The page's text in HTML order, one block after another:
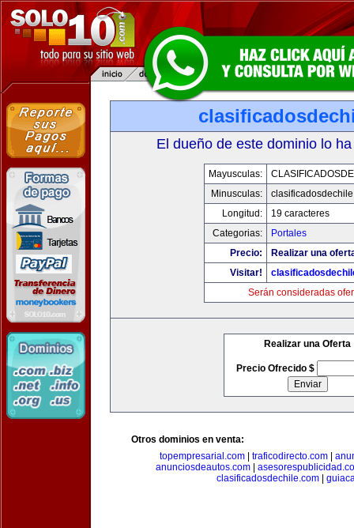
El dueño de este dominio lo
Mayusculas:
Minusculas:
Longitud:
19 caracteres
Categorias:
Portales
Precio:
Realizar una
Visitar!
Serán consideradas
Realizar una Oferta
Precio Ofrecido $
Otros dominios en venta:
topempresarial.com
traficodirecto.com
anunciosdeautos.com|
clasificadosdechile.com|